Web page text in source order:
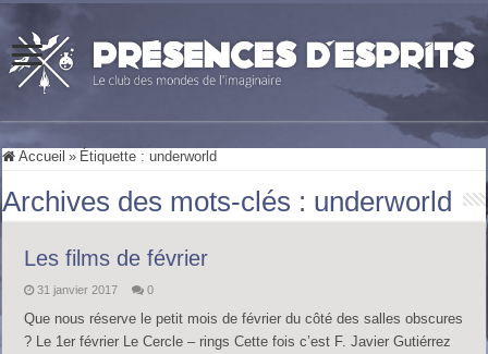
Accueil » Étiquette :underworld
Archives des mots-clés : underworld
Les films de février
31 janvier 2017 0
Que nous réserve le petit mois de février du côté des salles obscures
? Le 1er février Le Cercle – rings Cette fois c’est F. Javier Gutiérrez